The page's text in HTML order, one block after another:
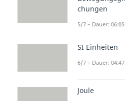
Die
starkein
durch die
chungen
5/7 – Dauer: 06:05
SI Einheiten
6/7 – Dauer: 04:47
Joule